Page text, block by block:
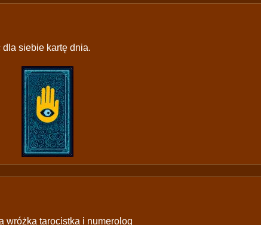
siebie kartę dnia.
wróżka tarocistka i numerolog